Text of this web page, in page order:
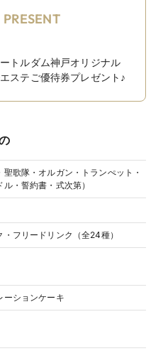
トルダム神戸オリジナル
ステご優待券プレゼント♪
歌隊・オルガン・トランぺット・
・誓約書・式次第）
フリードリンク（全24種）
ーションケーキ